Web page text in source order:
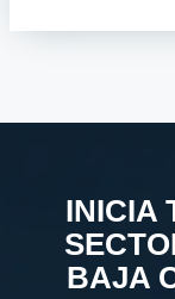
INICIA
BAJA